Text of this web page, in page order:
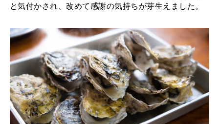
と気付かされ、改めて感謝の気持ちが芽生えました。